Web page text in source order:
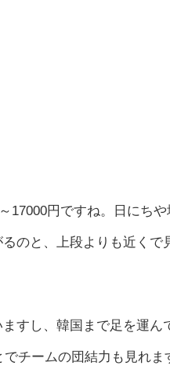
17000円ですね。日にち
のと、上段よりも近くで
すし、韓国まで足を運ん
チームの団結力も見れ